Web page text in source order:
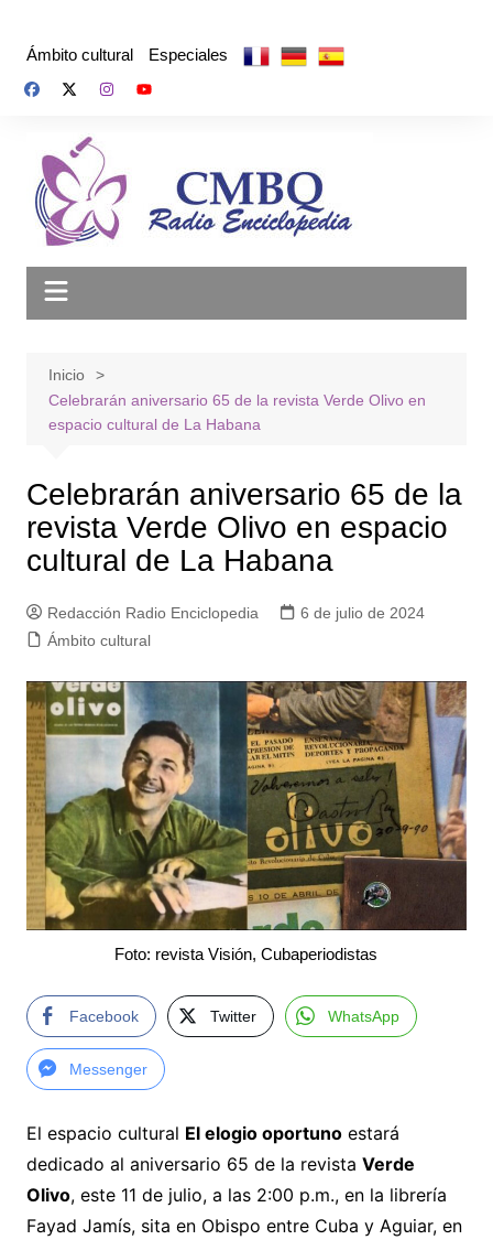
Ámbito cultural Especiales
Inicio
Celebrarán aniversario 65 de la revista Verde Olivo en
espacio cultural de La Habana
Celebrarán aniversario 65 de la
revista Verde Olivo en espacio
cultural de La Habana
Redacción Radio Enciclopedia
6 de julio de 2024
Ámbito cultural
Foto: revista Visión, Cubaperiodistas
Facebook Twitter WhatsApp
Messenger
El espacio cultural El elogio oportunoestará
dedicado al aniversario 65 de la revista Verde
Olivo, este 11 de julio, a las 2:00 p.m., en la librería
Fayad Jamís, sita en Obispo entre Cuba y Aguiar, en